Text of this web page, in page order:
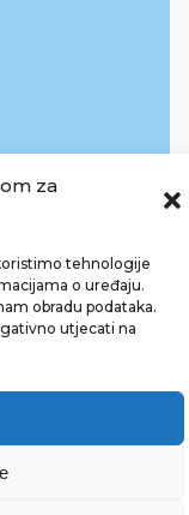
za
tehnologije
o uređaju.
obradu podataka.
utjecati na
pridržana.